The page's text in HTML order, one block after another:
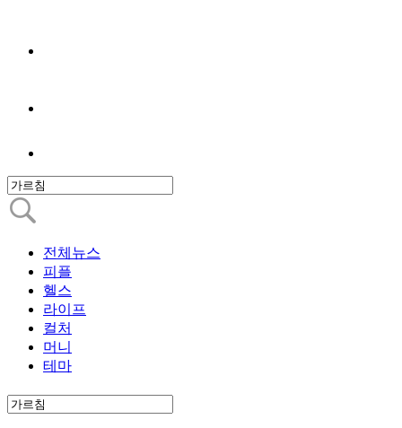
전체뉴스
피플
헬스
라이프
컬처
머니
테마